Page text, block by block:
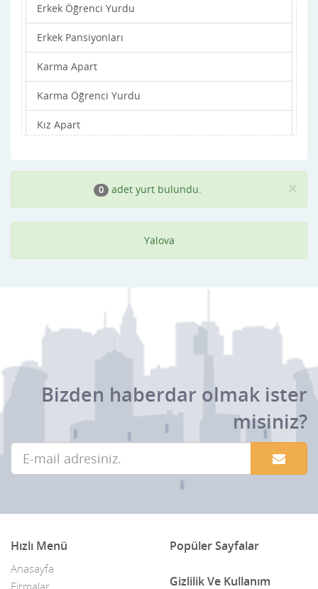
Erkek Öğrenci Yurdu
Erkek Pansiyonları
Karma Apart
Karma Öğrenci Yurdu
Kız Apart
Kız Pansiyonları ×
0 adet yurt bulundu.
Yalova
Bizden haberdar olmak ister
misiniz?
Hızlı Menü
Anasayfa
Popüler Sayfalar
Gizlilik Ve Kullanım